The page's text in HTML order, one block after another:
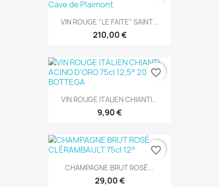
VIN ROUGE "LE FAITE" SAINT...
210,00 €
VIN ROUGE ITALIEN CHIANTI...
9,90 €
favorite_border
CHAMPAGNE BRUT ROSÉ...
29,00 €
favorite_border